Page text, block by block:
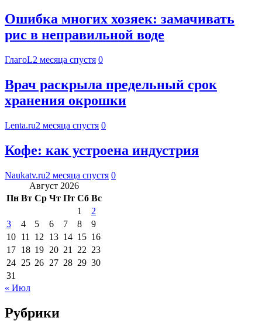
Ошибка многих хозяек: замачивать
рис в неправильной воде
ГлагоL2 месяца спустя 0
Врач раскрыла предельный срок
хранения окрошки
Lenta.ru2 месяца спустя 0
Кофе: как устроена индустрия
Naukatv.ru2 месяца спустя 0
Август 2026
Пн Вт Ср Чт Пт Сб Вс
1
2
3
4 5 6 7 8
9
10 11 12 13 14 15 16
17 18 19 20 21 22 23
24 25 26 27 28 29 30
31
« Июл
Рубрики